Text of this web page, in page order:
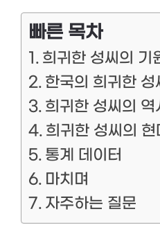
빠른 목차
희귀한 성씨의 기
한국의 희귀한 성
희귀한 성씨의 역
희귀한 성씨의
통계 데이터
마치며
자주하는 질문